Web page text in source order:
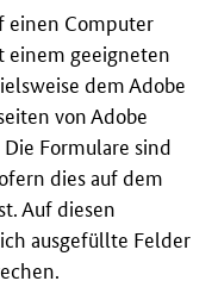
einen Computer
geeigneten
dem Adobe
von Adobe
Formulare sind
dies auf dem
Auf diesen
ausgefüllte Felder